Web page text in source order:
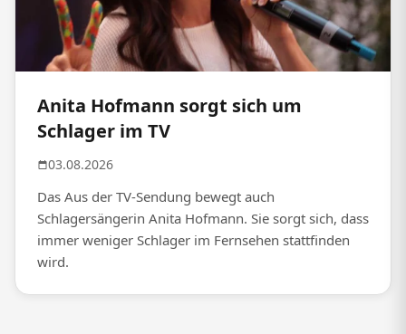
Anita Hofmann sorgt sich um
Schlager im TV
03.08.2026
Das Aus der TV-Sendung bewegt auch
Schlagersängerin Anita Hofmann. Sie sorgt sich, dass
immer weniger Schlager im Fernsehen stattfinden
wird.